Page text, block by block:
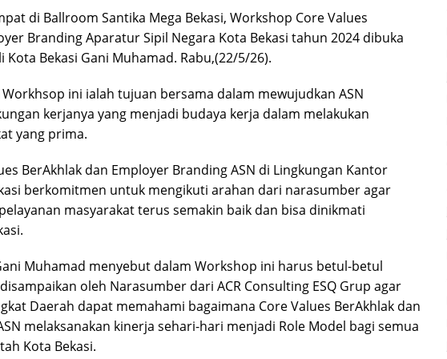
di Ballroom Santika Mega Bekasi, Workshop Core Values
Branding Aparatur Sipil Negara Kota Bekasi tahun 2024 dibuka
Kota Bekasi Gani Muhamad. Rabu,(22/5/26).
ini ialah tujuan bersama dalam mewujudkan ASN
kerjanya yang menjadi budaya kerja dalam melakukan
yang prima.
BerAkhlak dan Employer Branding ASN di Lingkungan Kantor
berkomitmen untuk mengikuti arahan dari narasumber agar
masyarakat terus semakin baik dan bisa dinikmati
Muhamad menyebut dalam Workshop ini harus betul-betul
oleh Narasumber dari ACR Consulting ESQ Grup agar
Daerah dapat memahami bagaimana Core Values BerAkhlak dan
melaksanakan kinerja sehari-hari menjadi Role Model bagi semua
Kota Bekasi.